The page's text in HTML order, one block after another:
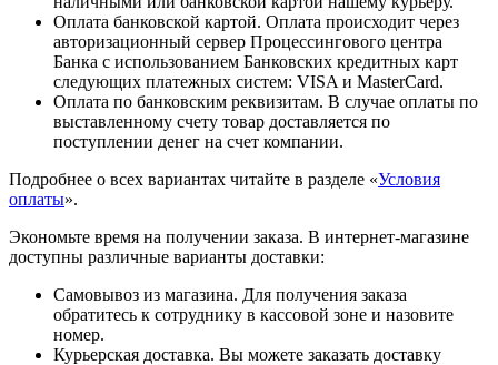
Оплата банковской картой. Оплата происходит через
авторизационный сервер Процессингового центра
Банка с использованием Банковских кредитных карт
следующих платежных систем: VISA и MasterCard.
Оплата по банковским реквизитам. В случае оплаты по
выставленному счету товар доставляется по
поступлении денег на счет компании.
Подробнее о всех вариантах читайте в разделе «Условия
оплаты».
Экономьте время на получении заказа. В интернет-магазине
доступны различные варианты доставки:
Самовывоз из магазина. Для получения заказа
обратитесь к сотруднику в кассовой зоне и назовите
номер.
Курьерская доставка. Вы можете заказать доставку